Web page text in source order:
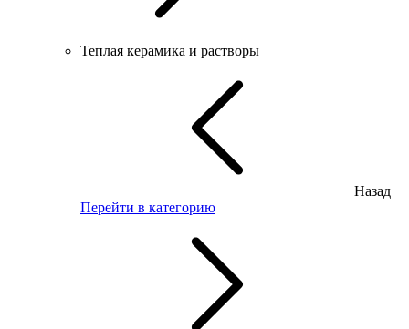
Теплая керамика и растворы
Назад
Перейти в категорию